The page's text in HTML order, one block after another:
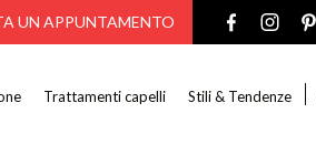
UN APPUNTAMENTO
Trattamenti capelli Stili & Tendenze